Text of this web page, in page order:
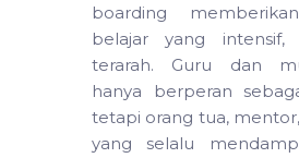
boarding
belajar yang intensif,
terarah. Guru dan
hanya berperan
tetapi orang tua,
yang selalu